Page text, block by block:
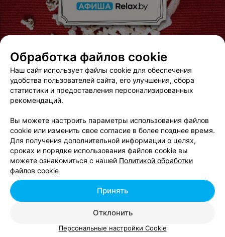
ЭФФЕКТИВНАЯ РЕКЛАМА НА САЙТЕ
Добавить компанию
Добавить специалиста
Обработка файлов cookie
Наш сайт использует файлы cookie для обеспечения
удобства пользователей сайта, его улучшения, сбора
статистики и предоставления персонализированных
рекомендаций.
Вы можете настроить параметры использования файлов
cookie или изменить свое согласие в более позднее время.
Для получения дополнительной информации о целях,
сроках и порядке использования файлов cookie вы
можете ознакомиться с нашей Политикой обработки
файлов cookie
Отклонить
Принять
Персональные настройки Cookie